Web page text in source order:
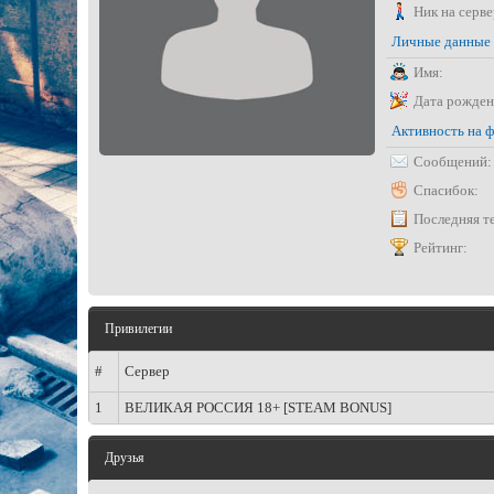
Ник на
Личные данные
Имя:
Дата
Активность на
Сообщений:
Спасибок:
Последняя
Рейтинг:
Привилегии
# Сервер
1 ВЕЛИКАЯ РОССИЯ 18+ [STEAM BONUS]
Друзья